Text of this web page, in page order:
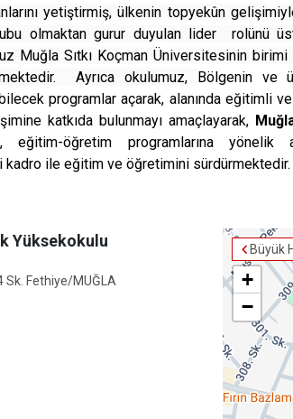
Kavaklıdere
Köyceğiz
Marmaris
yetiştirmiş, ülkenin topyekûn
olmaktan gurur duyulan lider rolünü
Muğla Sıtkı Koçman Üniversitesinin birimi
Ayrıca okulumuz, Bölgenin ve
programlar açarak, alanında eğitimli
katkıda bulunmayı amaçlayarak,
öğretim programlarına yönelik
kadro ile eğitim ve öğretimini sürdürmektedir.
Büyük
+
−
Yüksekokulu
Sk. Fethiye/MUĞLA